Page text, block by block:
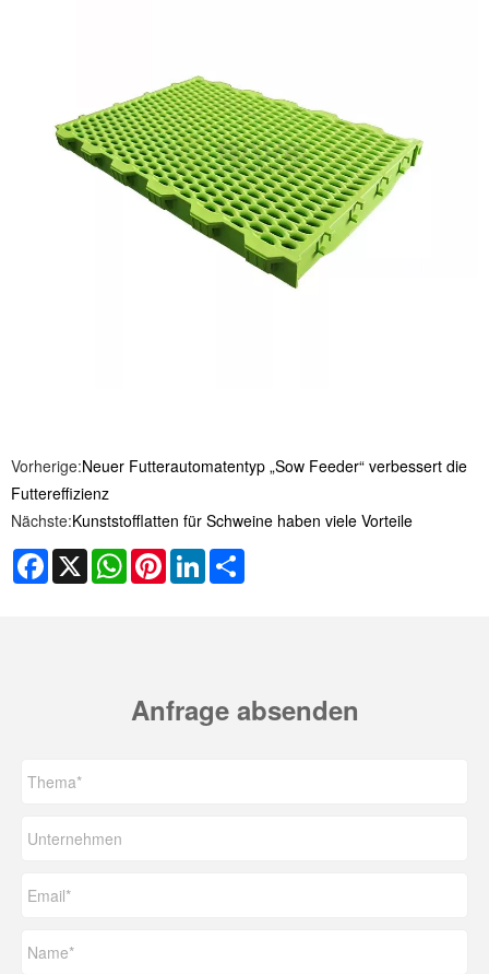
Vorherige:Neuer Futterautomatentyp „Sow Feeder“ verbessert die
Futtereffizienz
Nächste:Kunststofflatten für Schweine haben viele Vorteile
Facebook
X WhatsAppPinterestLinkedIn
Anfrage absenden